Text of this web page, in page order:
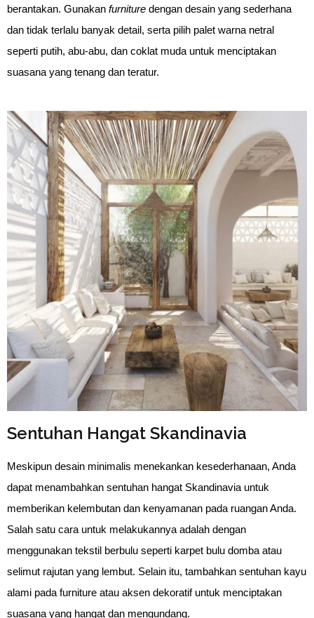
berantakan. Gunakan furniture dengan desain yang sederhana
dan tidak terlalu banyak detail, serta pilih palet warna netral
seperti putih, abu-abu, dan coklat muda untuk menciptakan
suasana yang tenang dan teratur.
Sentuhan Hangat Skandinavia
Meskipun desain minimalis menekankan kesederhanaan, Anda
dapat menambahkan sentuhan hangat Skandinavia untuk
memberikan kelembutan dan kenyamanan pada ruangan Anda.
Salah satu cara untuk melakukannya adalah dengan
menggunakan tekstil berbulu seperti karpet bulu domba atau
selimut rajutan yang lembut. Selain itu, tambahkan sentuhan kayu
alami pada furniture atau aksen dekoratif untuk menciptakan
suasana yang hangat dan mengundang.